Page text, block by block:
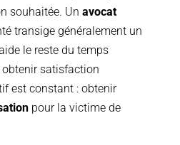
souhaitée. Un avocat
transige généralement un
le reste du temps
obtenir satisfaction
est constant : obtenir
pour la victime de